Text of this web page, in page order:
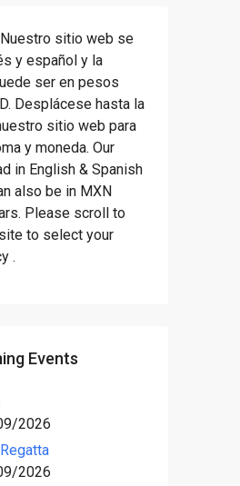
sitio web se
y español y la
ser en pesos
Desplácese hasta la
sitio web para
y moneda. Our
in English & Spanish
also be in MXN
Please scroll to
to select your
.
Events
2026
2026